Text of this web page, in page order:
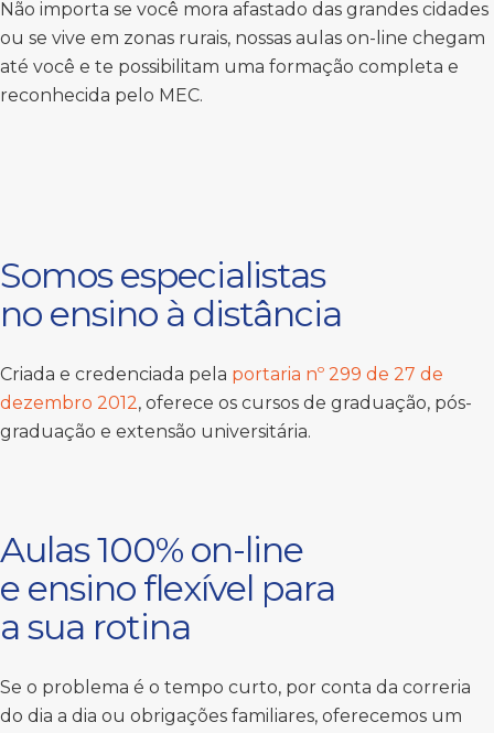
Não importa se você mora afastado das grandes cidades
ou se vive em zonas rurais, nossas aulas on-line chegam
até você e te possibilitam uma formação completa e
reconhecida pelo MEC.
Somos especialistas
no ensino à distância
Criada e credenciada pela portaria nº 299 de 27 de
dezembro 2012, oferece os cursos de graduação, pós-
graduação e extensão universitária.
Aulas 100% on-line
e ensino flexível para
a sua rotina
Se o problema é o tempo curto, por conta da correria
do dia a dia ou obrigações familiares, oferecemos um